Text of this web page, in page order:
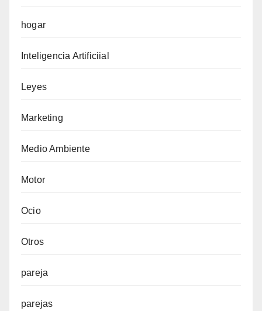
hogar
Inteligencia Artificiial
Leyes
Marketing
Medio Ambiente
Motor
Ocio
Otros
pareja
parejas